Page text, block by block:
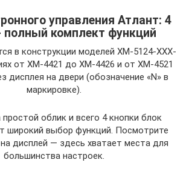
управления Атлант: 4
полный комплект функций
в конструкции моделей ХМ-5124-ХХХ-
от ХМ-4421 до ХМ-4426 и от XM-4521
дисплея на двери (обозначение «N» в
маркировке).
облик и всего 4 кнопки блок
широкий выбор функций. Посмотрите
дисплей — здесь хватает места для
большинства настроек.